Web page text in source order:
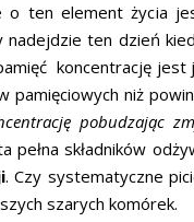
o ten element życia
ten dzień
koncentrację
niż
pobudzając
pełna składników
. Czy systematyczne
szarych komórek.